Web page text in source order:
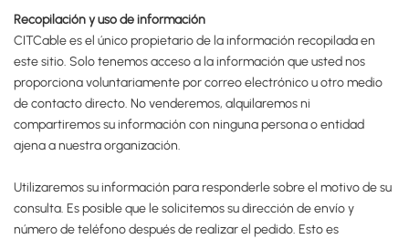
Recopilación y uso de información
CITCable es el único propietario de la información recopilada en
este sitio. Solo tenemos acceso a la información que usted nos
proporciona voluntariamente por correo electrónico u otro medio
de contacto directo. No venderemos, alquilaremos ni
compartiremos su información con ninguna persona o entidad
ajena a nuestra organización.
Utilizaremos su información para responderle sobre el motivo de su
consulta. Es posible que le solicitemos su dirección de envío y
número de teléfono después de realizar el pedido. Esto es